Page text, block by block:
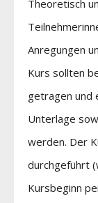
Theoretisch
Anregungen
Kurs sollten
getragen und
Unterlage
werden. Der
durchgeführt
Kursbeginn